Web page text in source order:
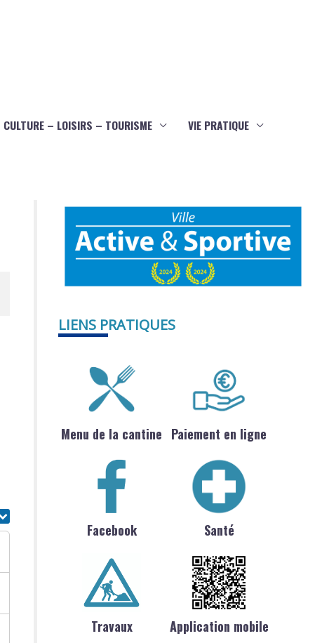
CULTURE – LOISIRS – TOURISME VIE PRATIQUE
LIENS PRATIQUES
Menu de la cantine Paiement en ligne
Facebook Santé
Travaux Application mobile